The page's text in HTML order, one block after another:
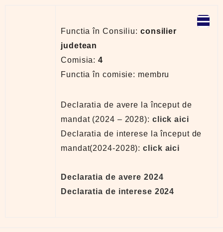
Functia în Consiliu: consilier
judetean
Comisia: 4
Functia în comisie: membru
Declaratia de avere la început de
mandat (2024 – 2028): click aici
Declaratia de interese la început de
mandat(2024-2028):click aici
Declaratia de avere 2024
Declaratia de interese 2024